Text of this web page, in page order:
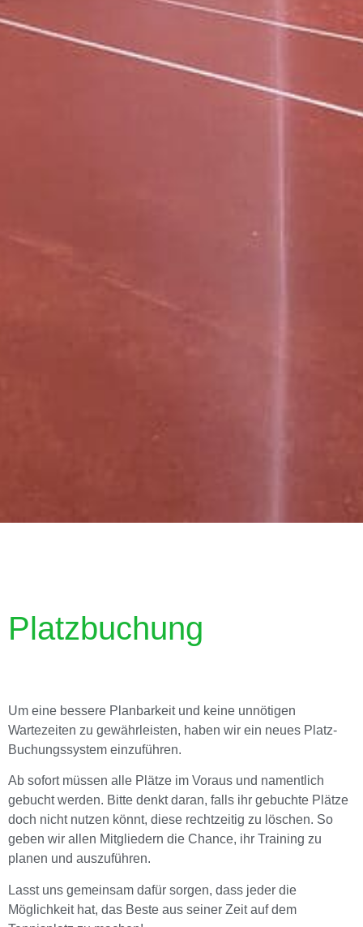
Platzbuchung
Um eine bessere Planbarkeit und keine unnötigen
Wartezeiten zu gewährleisten, haben wir ein neues Platz-
Buchungssystem einzuführen.
Ab sofort müssen alle Plätze im Voraus und namentlich
gebucht werden. Bitte denkt daran, falls ihr gebuchte Plätze
doch nicht nutzen könnt, diese rechtzeitig zu löschen. So
geben wir allen Mitgliedern die Chance, ihr Training zu
planen und auszuführen.
Lasst uns gemeinsam dafür sorgen, dass jeder die
Möglichkeit hat, das Beste aus seiner Zeit auf dem